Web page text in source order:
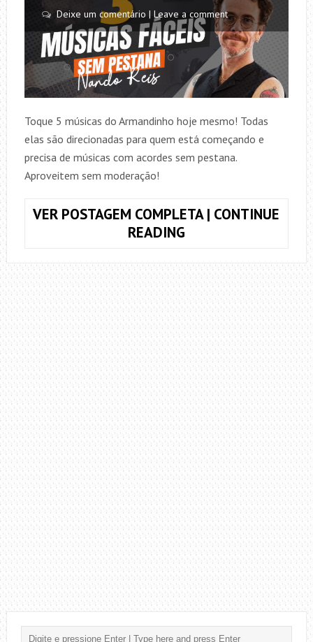
Deixe um comentário | Leave a comment
Toque 5 músicas do Armandinho hoje mesmo! Todas
elas são direcionadas para quem está começando e
precisa de músicas com acordes sem pestana.
Aproveitem sem moderação!
VER POSTAGEM COMPLETA | CONTINUE
READING3
FÁCEIS,
SEM
PESTANA,
DO
NANDO
REIS